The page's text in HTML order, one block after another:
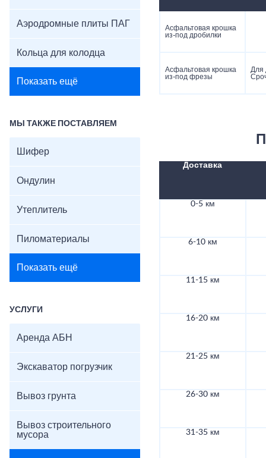
Аэродромные плиты ПАГ
Кольца для колодца
Показать ещё
МЫ ТАКЖЕ ПОСТАВЛЯЕМ
Шифер
Ондулин
Утеплитель
Пиломатериалы
Показать ещё
УСЛУГИ
Аренда АБН
Экскаватор погрузчик
Вывоз грунта
Вывоз строительного
мусора
Асфальтовая крошка
из-под дробилки
Асфальтовая крошка
из-под фрезы
Для
Доставка
0-5 км
6-10 км
11-15 км
16-20 км
21-25 км
26-30 км
31-35 км